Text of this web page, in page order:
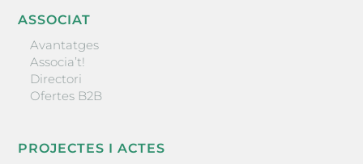
ASSOCIAT
Avantatges
Associa’t!
Directori
Ofertes B2B
PROJECTES I ACTES